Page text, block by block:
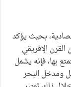
بحيث يؤكد
الإفريقي
بها، فإنه يشمل
ومدخل البحر